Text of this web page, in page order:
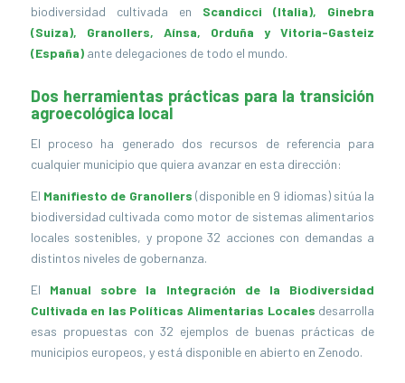
biodiversidad cultivada en Scandicci (Italia), Ginebra
(Suiza), Granollers, Aínsa, Orduña y Vitoria-Gasteiz
(España)ante delegaciones de todo el mundo.
Dos herramientas prácticas para la transición
agroecológica local
El proceso ha generado dos recursos de referencia para
cualquier municipio que quiera avanzar en esta dirección:
El Manifiesto de Granollers (disponible en 9 idiomas) sitúa la
biodiversidad cultivada como motor de sistemas alimentarios
locales sostenibles, y propone 32 acciones con demandas a
distintos niveles de gobernanza.
El Manual sobre la Integración de la Biodiversidad
Cultivada en las Políticas Alimentarias Locales desarrolla
esas propuestas con 32 ejemplos de buenas prácticas de
municipios europeos, y está disponible en abierto en Zenodo.